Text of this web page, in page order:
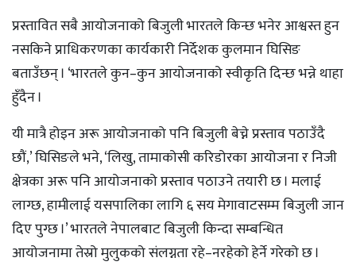
प्रस्तावित सबै आयोजनाको बिजुली भारतले किन्छ भनेर आश्वस्त हुन
नसकिने प्राधिकरणका कार्यकारी निर्देशक कुलमान घिसिङ
बताउँछन् । ‘भारतले कुन–कुन आयोजनाको स्वीकृति दिन्छ भन्ने थाहा
हुँदैन ।
यी मात्रै होइन अरू आयोजनाको पनि बिजुली बेच्ने प्रस्ताव पठाउँदै
छौं,’ घिसिङले भने, ‘लिखु, तामाकोसी करिडोरका आयोजना र निजी
क्षेत्रका अरू पनि आयोजनाको प्रस्ताव पठाउने तयारी छ । मलाई
लाग्छ, हामीलाई यसपालिका लागि ६ सय मेगावाटसम्म बिजुली जान
दिए पुग्छ ।’ भारतले नेपालबाट बिजुली किन्दा सम्बन्धित
आयोजनामा तेस्रो मुलुकको संलग्नता रहे–नरहेको हेर्ने गरेको छ ।